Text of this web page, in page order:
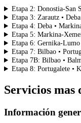
Etapa 2: Donostia-San
Etapa 3: Zarautz • Deba
Etapa 4: Deba •
Etapa 5: Markina-
Etapa 6: Gernika-
Etapa 7: Bilbao •
Etapa 7B: Bilbao •
Etapa 8: Portugalete •
Servicios mas
Información